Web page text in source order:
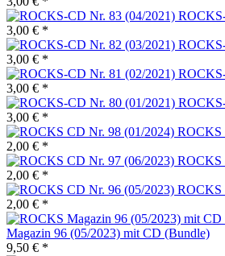
3,00 € *
3,00 € *
3,00 € *
3,00 € *
ROCKS
2,00 € *
ROCKS
2,00 € *
ROCKS
2,00 € *
Magazin 96 (05/2023) mit CD (Bundle)
9,50 € *